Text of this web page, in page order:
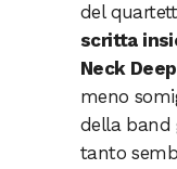
del
scritta
Neck Deep
meno
della band
tanto